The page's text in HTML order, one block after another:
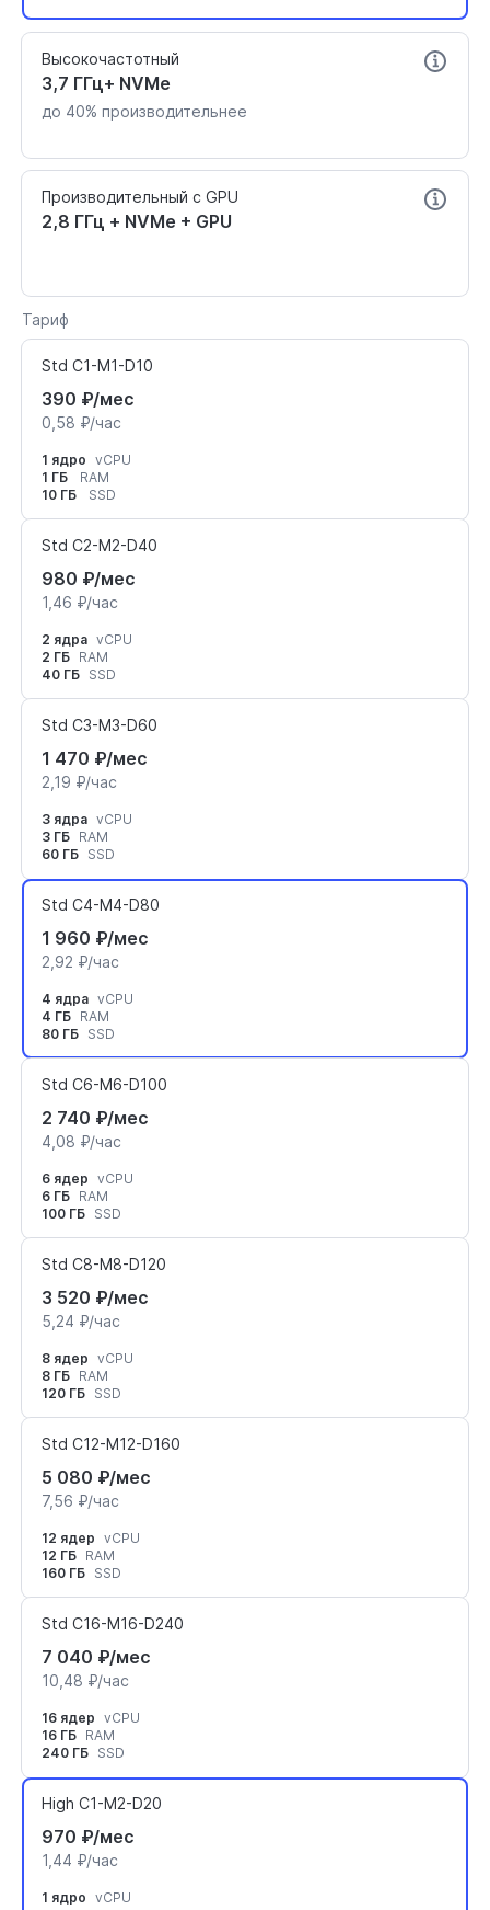
Высокочастотный
3,7 ГГц+ NVMe
до 40% производительнее
Производительный с GPU
2,8 ГГц + NVMe + GPU
Тариф
Std C1-M1-D10
390 ₽/мес
0,58 ₽/час
1 ядро vCPU
1 ГБ
RAM
10 ГБ
SSD
Std C2-M2-D40
980 ₽/мес
1,46 ₽/час
2 ядра vCPU
2 ГБ RAM
40 ГБ SSD
Std C3-M3-D60
1 470 ₽/мес
2,19 ₽/час
3 ядра vCPU
3 ГБ RAM
60 ГБ SSD
Std C4-M4-D80
1 960 ₽/мес
2,92 ₽/час
4 ядра vCPU
4 ГБ RAM
80 ГБ SSD
Std C6-M6-D100
2 740 ₽/мес
4,08 ₽/час
6 ядер vCPU
6 ГБ RAM
100 ГБ SSD
Std C8-M8-D120
3 520 ₽/мес
5,24 ₽/час
8 ядер vCPU
8 ГБ RAM
120 ГБ SSD
Std C12-M12-D160
5 080 ₽/мес
7,56 ₽/час
12 ядер vCPU
12 ГБ RAM
160 ГБ SSD
Std C16-M16-D240
7 040 ₽/мес
10,48 ₽/час
16 ядер vCPU
16 ГБ RAM
240 ГБ SSD
High C1-M2-D20
970 ₽/мес
1,44 ₽/час
1 ядро vCPU